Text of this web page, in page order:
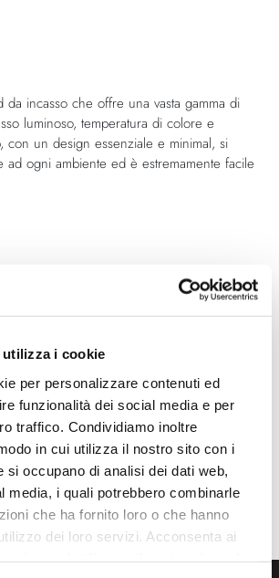
i cookie
per personalizzare contenuti ed
funzionalità dei social media e per
traffico. Condividiamo inoltre
in cui utilizza il nostro sito con i
si occupano di analisi dei dati web,
media, i quali potrebbero combinarle
che ha fornito loro o che hanno
dei loro servizi. Acconsenta ai
da incasso che offre una vasta gamma di
luminoso, temperatura di colore e
con un design essenziale e minimal, si
ad ogni ambiente ed è estremamente facile
(Spazio
Sorgente luminosa
- CRI90
Dimmerazione
On/Off
Mpn
A2124111N